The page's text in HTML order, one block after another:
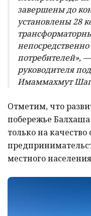
завершены до
установлены 28
потребителей»,
руководителя
Имаммахмут
Отметим, что
побережье
только на
местного